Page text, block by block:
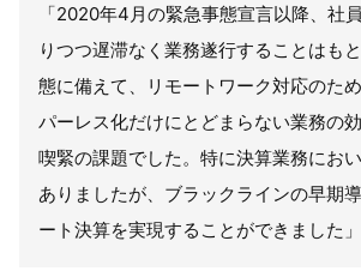
「2020年4 月の緊急事態宣言以降、社
りつつ遅滞なく業務遂行することはも
態に備えて、リモートワーク対応のた
パーレス化だけにとどまらない業務の
喫緊の課題でした。特に決算業務にお
ありましたが、ブラックラインの早期
ート決算を実現することができました」